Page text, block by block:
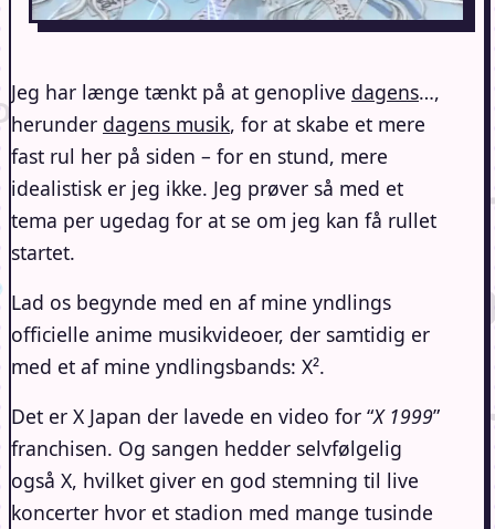
Jeg har længe tænkt på at genoplive dagens…,
herunder dagens musik, for at skabe et mere
fast rul her på siden – for en stund, mere
idealistisk er jeg ikke. Jeg prøver så med et
tema per ugedag for at se om jeg kan få rullet
startet.
Lad os begynde med en af mine yndlings
officielle anime musikvideoer, der samtidig er
med et af mine yndlingsbands: X².
Det er X Japan der lavede en video for “X 1999”
franchisen. Og sangen hedder selvfølgelig
også X, hvilket giver en god stemning til live
koncerter hvor et stadion med mange tusinde